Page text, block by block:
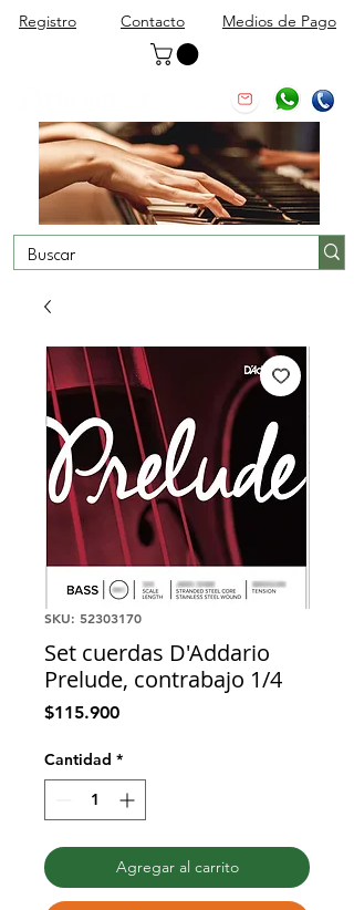
Registro Contacto Medios de Pago
SKU: 52303170
Set cuerdas D'Addario
Prelude, contrabajo 1/4
$115.900Precio
Cantidad *
Agregar al carrito